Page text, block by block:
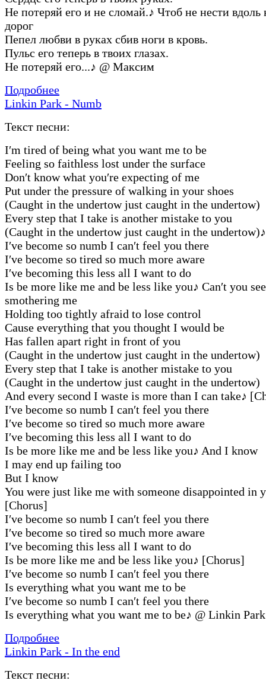
Не потеряй его и не сломай.♪ Чтоб не нести вдоль
дорог
Пепел любви в руках сбив ноги в кровь.
Пульс его теперь в твоих глазах.
Не потеряй его...♪ @ Максим
Подробнее
Linkin Park - Numb
Текст песни:
I′m tired of being what you want me to be
Feeling so faithless lost under the surface
Don′t know what you′re expecting of me
Put under the pressure of walking in your shoes
(Caught in the undertow just caught in the undertow)
Every step that I take is another mistake to you
(Caught in the undertow just caught in the undertow)♪
I′ve become so numb I can′t feel you there
I′ve become so tired so much more aware
I′ve becoming this less all I want to do
Is be more like me and be less like you♪ Can′t you
smothering me
Holding too tightly afraid to lose control
Cause everything that you thought I would be
Has fallen apart right in front of you
(Caught in the undertow just caught in the undertow)
Every step that I take is another mistake to you
(Caught in the undertow just caught in the undertow)
And every second I waste is more than I can take♪
I′ve become so numb I can′t feel you there
I′ve become so tired so much more aware
I′ve becoming this less all I want to do
Is be more like me and be less like you♪ And I know
I may end up failing too
But I know
You were just like me with someone disappointed in
[Chorus]
I′ve become so numb I can′t feel you there
I′ve become so tired so much more aware
I′ve becoming this less all I want to do
Is be more like me and be less like you♪ [Chorus]
I′ve become so numb I can′t feel you there
Is everything what you want me to be
I′ve become so numb I can′t feel you there
Is everything what you want me to be♪ @ Linkin Park
Подробнее
Linkin Park - In the end
Текст песни: